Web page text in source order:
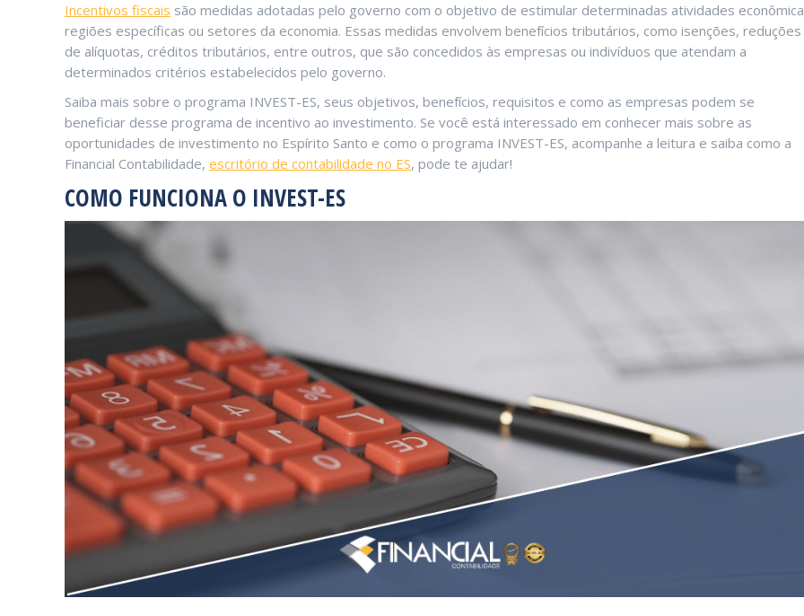
Incentivos fiscais são medidas adotadas pelo governo com o objetivo de estimular determinadas atividades
regiões específicas ou setores da economia. Essas medidas envolvem benefícios tributários, como isenções, reduções
de alíquotas, créditos tributários, entre outros, que são concedidos às empresas ou indivíduos que atendam a
determinados critérios estabelecidos pelo governo.
Saiba mais sobre o programa INVEST-ES, seus objetivos, benefícios, requisitos e como as empresas podem se
beneficiar desse programa de incentivo ao investimento. Se você está interessado em conhecer mais sobre as
oportunidades de investimento no Espírito Santo e como o programa INVEST-ES, acompanhe a leitura e saiba como a
Financial Contabilidade, escritório de contabilidade no ES, pode te ajudar!
COMO FUNCIONA O INVEST-ES